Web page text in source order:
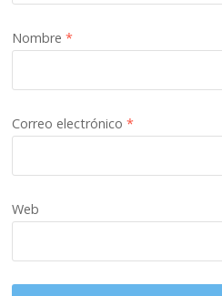
Nombre*
Correo electrónico*
Web